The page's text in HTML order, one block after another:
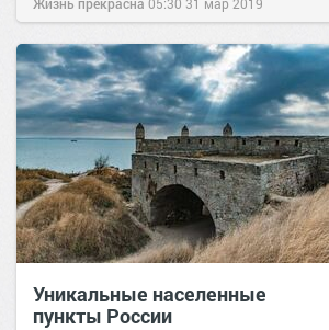
Уникальные населенные
пункты России